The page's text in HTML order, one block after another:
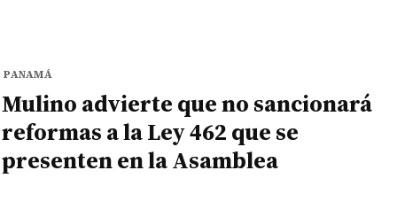
PANAMÁ
Mulino advierte que no sancionará
reformas a la Ley 462 que se
presenten en la Asamblea